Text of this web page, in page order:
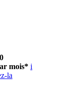
mois* i
la